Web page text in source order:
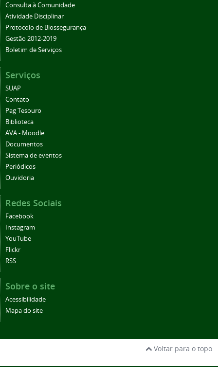
Consulta à Comunidade
Atividade Disciplinar
Protocolo de Biossegurança
Gestão 2012-2019
Boletim de Serviços
Serviços
SUAP
Contato
Pag Tesouro
Biblioteca
AVA - Moodle
Documentos
Sistema de eventos
Periódicos
Ouvidoria
Redes Sociais
Facebook
Instagram
YouTube
Flickr
RSS
Sobre o site
Acessibilidade
Mapa do site
Voltar para o topo